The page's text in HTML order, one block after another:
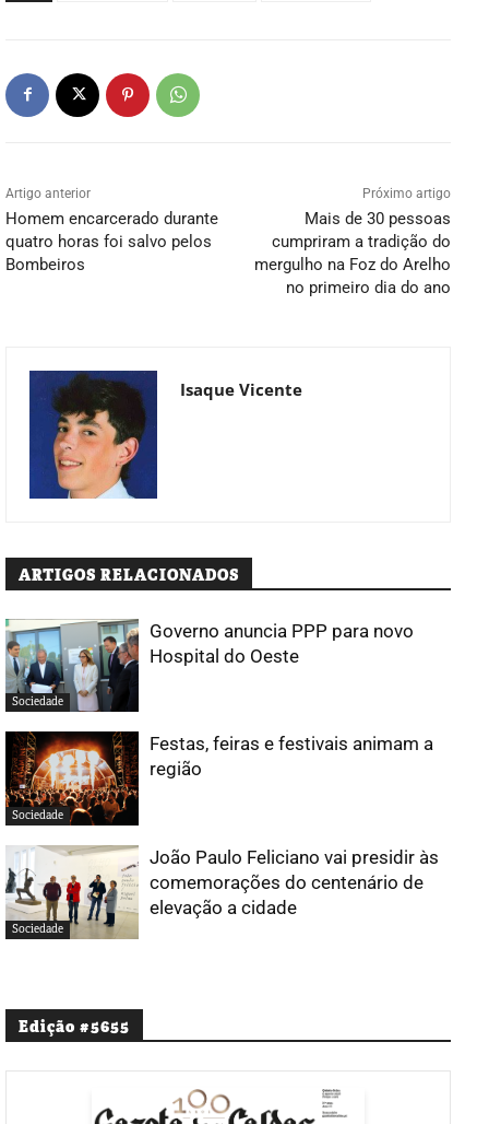
Artigo anterior
Homem encarcerado durante
quatro horas foi salvo pelos
Bombeiros
Próximo artigo
Mais de 30 pessoas
cumpriram a tradição do
mergulho na Foz do Arelho
no primeiro dia do ano
Isaque Vicente
ARTIGOS RELACIONADOS
Sociedade
Governo anuncia PPP para novo
Hospital do Oeste
Sociedade
Festas, feiras e festivais animam a
região
Sociedade
João Paulo Feliciano vai presidir às
comemorações do centenário de
elevação a cidade
Edição #5655